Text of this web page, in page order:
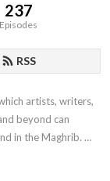
237
Episodes
RSS
artists, writers,
beyond can
in the Maghrib.
and cultural